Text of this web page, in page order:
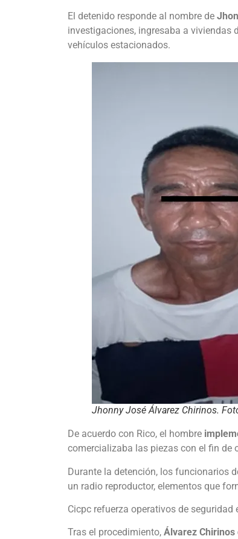
El detenido responde al nombre de
investigaciones, ingresaba a viviendas
vehículos estacionados.
Jhonny José Álvarez Chirinos.
De acuerdo con Rico, el hombre
comercializaba las piezas con el fin de
Durante la detención, los funcionarios
un radio reproductor, elementos que
Cicpc refuerza operativos de seguridad
Tras el procedimiento, Álvarez